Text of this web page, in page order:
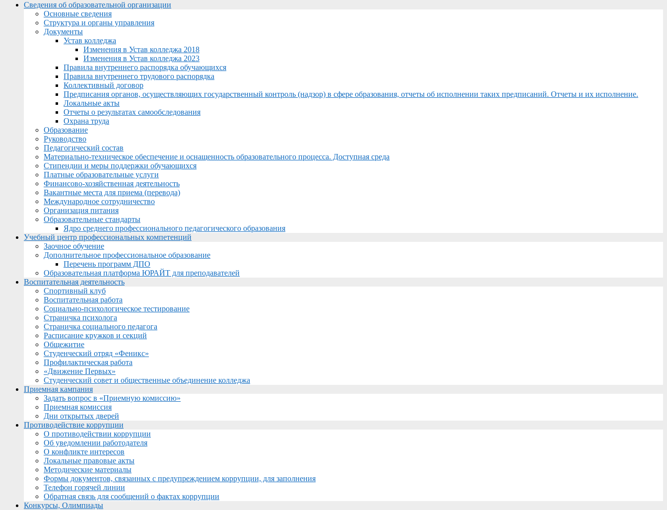
Menu
Сведения об образовательной организации
Основные сведения
Структура и органы управления
Документы
Устав колледжа
Изменения в Устав колледжа 2018
Изменения в Устав колледжа 2023
Правила внутреннего распорядка обучающихся
Правила внутреннего трудового распорядка
Коллективный договор
Предписания органов, осуществляющих государственный контроль (надзор) в сфере образования, отчеты об исполнении таких предписаний. Отчеты и их исполнение.
Локальные акты
Отчеты о результатах самообследования
Охрана труда
Образование
Руководство
Педагогический состав
Материально-техническое обеспечение и оснащенность образовательного процесса. Доступная среда
Стипендии и меры поддержки обучающихся
Платные образовательные услуги
Финансово-хозяйственная деятельность
Вакантные места для приема (перевода)
Международное сотрудничество
Организация питания
Образовательные стандарты
Ядро среднего профессионального педагогического образования
Учебный центр профессиональных компетенций
Заочное обучение
Дополнительное профессиональное образование
Перечень программ ДПО
Образовательная платформа ЮРАЙТ для преподавателей
Воспитательная деятельность
Спортивный клуб
Воспитательная работа
Социально-психологическое тестирование
Страничка психолога
Страничка социального педагога
Расписание кружков и секций
Общежитие
Студенческий отряд «Феникс»
Профилактическая работа
«Движение Первых»
Студенческий совет и общественные объединение колледжа
Приемная кампания
Задать вопрос в «Приемную комиссию»
Приемная комиссия
Дни открытых дверей
Противодействие коррупции
О противодействии коррупции
Об уведомлении работодателя
О конфликте интересов
Локальные правовые акты
Методические материалы
Формы документов, связанных с предупреждением коррупции, для заполнения
Телефон горячей линии
Обратная связь для сообщений о фактах коррупции
Конкурсы, Олимпиады